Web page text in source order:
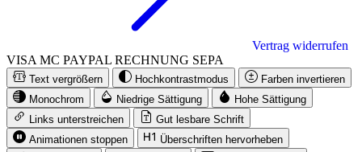
Vertrag widerrufen
VISA MC PAYPAL RECHNUNG SEPA
Text vergrößern Hochkontrastmodus
Farben invertieren
Monochrom
Niedrige Sättigung
Hohe Sättigung
Links unterstreichen
Gut lesbare Schrift
Animationen stoppen
Überschriften hervorheben